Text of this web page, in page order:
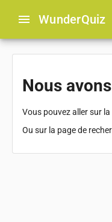
menu WunderQuiz
Nous
Vous pouvez aller sur
Ou sur la page de